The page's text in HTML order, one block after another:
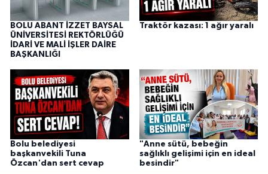
BOLU ABANT İZZET BAYSAL
ÜNİVERSİTESİ REKTÖRLÜĞÜ
İDARİ VE MALİ İŞLER DAİRE
BAŞKANLIĞI
Traktör kazası: 1 ağır yaralı
Bolu belediyesi
başkanvekili Tuna
Özcan'dan sert cevap
"Anne sütü, bebeğin
sağlıklı gelişimi için en ideal
besindir"